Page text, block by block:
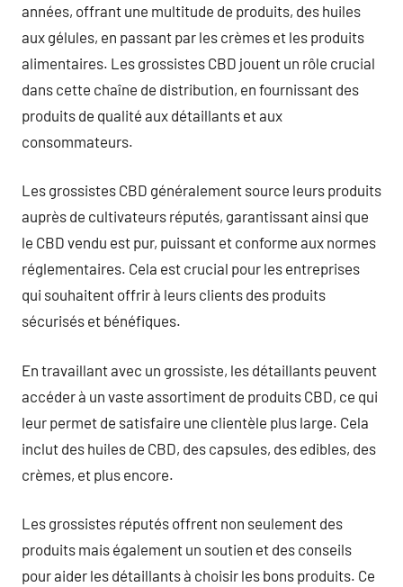
années, offrant une multitude de produits, des huiles
aux gélules, en passant par les crèmes et les produits
alimentaires. Les grossistes CBD jouent un rôle crucial
dans cette chaîne de distribution, en fournissant des
produits de qualité aux détaillants et aux
consommateurs.
Les grossistes CBD généralement source leurs produits
auprès de cultivateurs réputés, garantissant ainsi que
le CBD vendu est pur, puissant et conforme aux normes
réglementaires. Cela est crucial pour les entreprises
qui souhaitent offrir à leurs clients des produits
sécurisés et bénéfiques.
En travaillant avec un grossiste, les détaillants peuvent
accéder à un vaste assortiment de produits CBD, ce qui
leur permet de satisfaire une clientèle plus large. Cela
inclut des huiles de CBD, des capsules, des edibles, des
crèmes, et plus encore.
Les grossistes réputés offrent non seulement des
produits mais également un soutien et des conseils
pour aider les détaillants à choisir les bons produits. Ce